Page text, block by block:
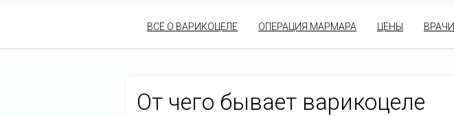
ВСЁ О ВАРИКОЦЕЛЕ ОПЕРАЦИЯ МАРМАРА ЦЕНЫ ВРАЧИ
От чего бывает варикоцеле